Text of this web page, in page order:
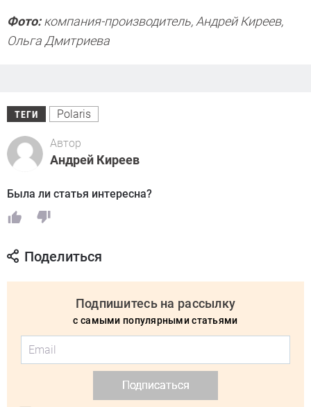
Фото:компания-производитель, Андрей Киреев,
Ольга Дмитриева
ТЕГИ Polaris
Автор
Андрей Киреев
Была ли статья интересна?
Поделиться
Подпишитесь на рассылку
с самыми популярными статьями
Подписаться